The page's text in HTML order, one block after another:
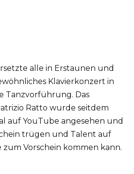
alle in Erstaunen und
Klavierkonzert in
Tanzvorführung. Das
Ratto wurde seitdem
auf YouTube angesehen und
trügen und Talent auf
Vorschein kommen kann.